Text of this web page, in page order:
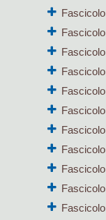
Fascicolo
Fascicolo
Fascicolo
Fascicolo
Fascicolo
Fascicolo
Fascicolo
Fascicolo
Fascicolo
Fascicolo
Fascicolo